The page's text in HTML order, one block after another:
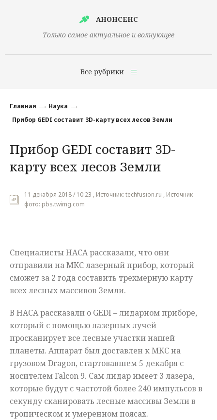
АНОНСЕНС
Только самое актуальное и волнующее
Все рубрики
Финансы
Наука
Культура
Общество
Происшествия
Главная
Наука
Прибор GEDI составит 3D-карту всех лесов Земли
Прибор GEDI составит 3D-
карту всех лесов Земли
11 декабря 2018 / 10:23 , Источник: techfusion.ru , Источник
фото: pbs.twimg.com
Специалисты НАСА рассказали, что они
отправили на МКС лазерный прибор, который
сможет за 2 года составить трехмерную карту
всех лесных массивов Земли.
В НАСА рассказали о GEDI – лидарном приборе,
который с помощью лазерных лучей
просканирует все лесные участки нашей
планеты. Аппарат был доставлен к МКС на
грузовом Dragon, стартовавшем 5 декабря с
носителем Falcon 9. Сам лидар имеет 3 лазера,
которые будут с частотой более 240 импульсов в
секунду сканировать лесные массивы Земли в
тропическом и умеренном поясах.